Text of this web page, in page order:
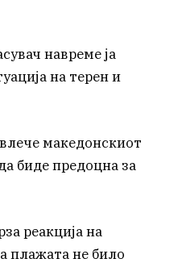
навреме ја
на терен и
македонскиот
биде предоцна за
реакција на
плажата не било